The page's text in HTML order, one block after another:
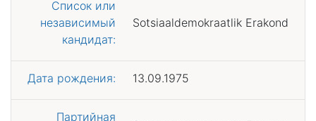
Список или
независимый
кандидат:
Sotsiaaldemokraatlik Erakond
Дата рождения: 13.09.1975
Партийная